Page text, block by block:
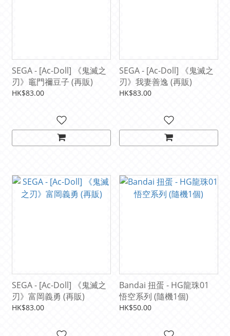
SEGA - [Ac-Doll] 《鬼滅之
刃》竈門禰豆子 (再販)
HK$83.00
SEGA - [Ac-Doll] 《鬼滅之
刃》我妻善逸 (再販)
HK$83.00
SEGA - [Ac-Doll] 《鬼滅之
刃》富岡義勇 (再販)
HK$83.00
Bandai 扭蛋 - HG龍珠01
悟空系列 (隨機1個)
HK$50.00